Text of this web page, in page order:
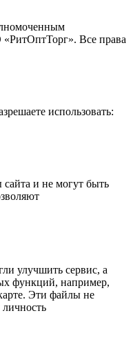
Все права
использовать:
и не могут быть
улучшить сервис, а
функций, например,
Эти файлы не